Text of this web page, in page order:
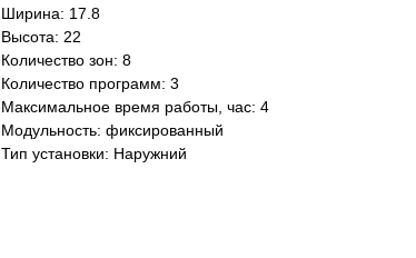
Ширина: 17.8
Высота: 22
Количество зон: 8
Количество программ: 3
Максимальное время работы, час: 4
Модульность: фиксированный
Тип установки: Наружний